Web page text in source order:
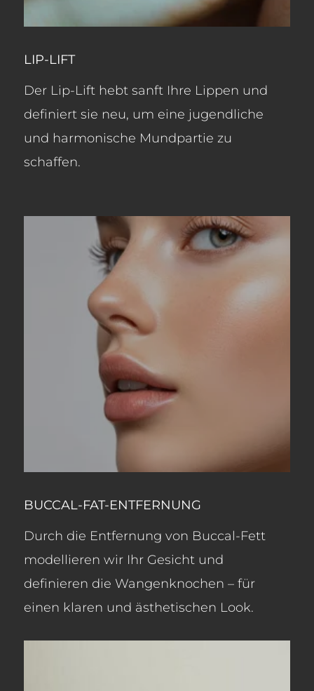
LIP-LIFT
Der Lip-Lift hebt sanft Ihre Lippen und
definiert sie neu, um eine jugendliche
und harmonische Mundpartie zu
schaffen.
BUCCAL-FAT-ENTFERNUNG
Durch die Entfernung von Buccal-Fett
modellieren wir Ihr Gesicht und
definieren die Wangenknochen – für
einen klaren und ästhetischen Look.